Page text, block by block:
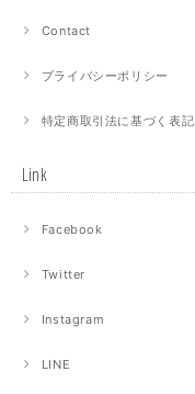
Contact
プライバシーポリシー
特定商取引法に基づく表記
Link
Facebook
Twitter
Instagram
LINE